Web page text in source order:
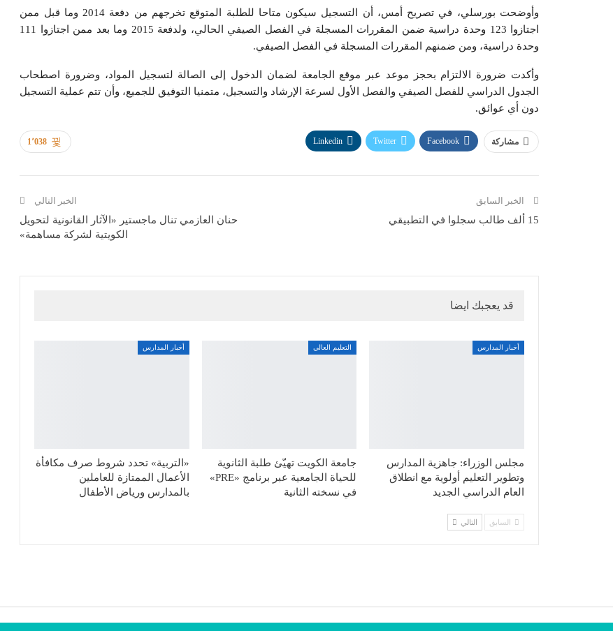
وأوضحت بورسلي، في تصريح أمس، أن التسجيل سيكون متاحا للطلبة المتوقع تخرجهم من دفعة 2014 وما قبل ممن
اجتازوا 123 وحدة دراسية ضمن المقررات المسجلة في الفصل الصيفي الحالي، ولدفعة 2015 وما بعد ممن اجتازوا 111
وحدة دراسية، ومن ضمنهم المقررات المسجلة في الفصل الصيفي.
وأكدت ضرورة الالتزام بحجز موعد عبر موقع الجامعة لضمان الدخول إلى الصالة لتسجيل المواد، وضرورة اصطحاب
الجدول الدراسي للفصل الصيفي والفصل الأول لسرعة الإرشاد والتسجيل، متمنيا التوفيق للجميع، وأن تتم عملية التسجيل
دون أي عوائق.
1٬038 مشاركة Facebook
Twitter
Linkedin
الخبر السابق
15 ألف طالب سجلوا في التطبيقي
الخبر التالي
حنان العازمي تنال ماجستير «الآثار القانونية لتحويل
الكويتية لشركة مساهمة»
قد يعجبك ايضا
أخبار المدارس
مجلس الوزراء: جاهزية المدارس
وتطوير التعليم أولوية مع انطلاق
العام الدراسي الجديد
التعليم العالي
جامعة الكويت تهيّئ طلبة الثانوية
للحياة الجامعية عبر برنامج «PRE»
في نسخته الثانية
أخبار المدارس
«التربية» تحدد شروط صرف مكافأة
الأعمال الممتازة للعاملين
بالمدارس ورياض الأطفال
السابق التالي